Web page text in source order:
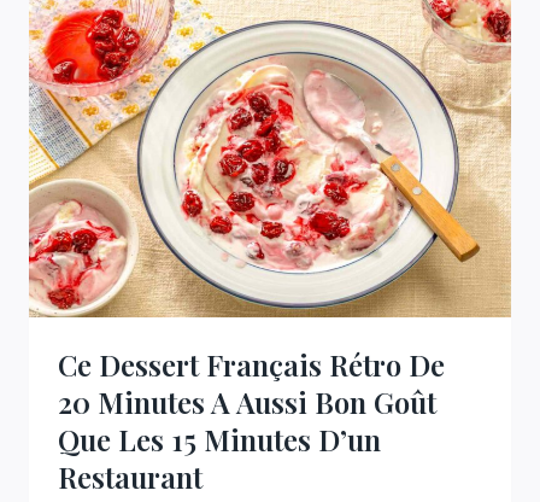
PRÉPARE
DEPUIS
MON
ENFANCE
45
MIN
Ce Dessert Français Rétro De
20 Minutes A Aussi Bon Goût
Que Les 15 Minutes D’un
Restaurant